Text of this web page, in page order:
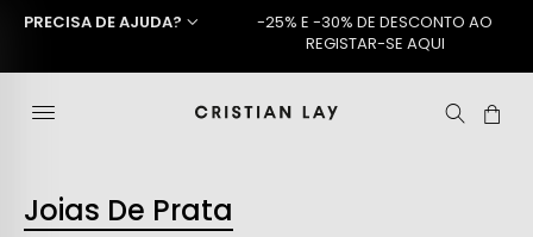
PRECISA DE AJUDA?
-25% E -30% DE DESCONTO AO
REGISTAR-SE AQUI
Joias De Prata